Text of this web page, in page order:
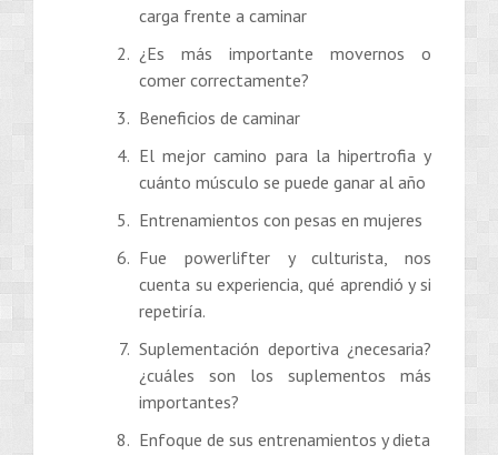
carga frente a caminar
¿Es más importante movernos o
comer correctamente?
Beneficios de caminar
El mejor camino para la hipertrofia y
cuánto músculo se puede ganar al año
Entrenamientos con pesas en mujeres
Fue powerlifter y culturista, nos
cuenta su experiencia, qué aprendió y si
repetiría.
Suplementación deportiva ¿necesaria?
¿cuáles son los suplementos más
importantes?
Enfoque de sus entrenamientos y dieta